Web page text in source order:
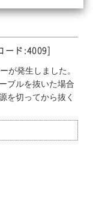
ード:4009]
が発生しました。
ブルを抜いた場合
を切ってから抜く
our partners.
on our